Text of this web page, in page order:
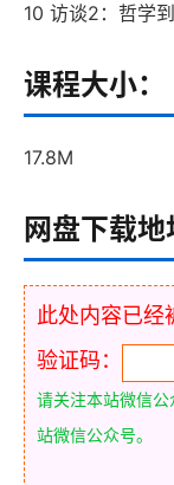
10 访谈2：哲学
课程大小：
17.8M
网盘下载地
此处内容已经
验证码：
请关注本站微信公
站微信公众号。